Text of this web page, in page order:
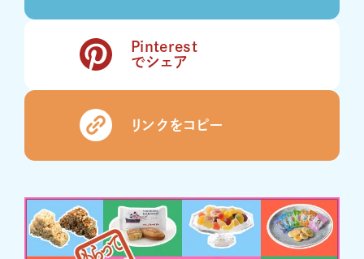
Pinterest
でシェア
リンクをコピー